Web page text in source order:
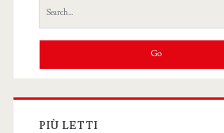
Search
for:
PIÙ LETTI